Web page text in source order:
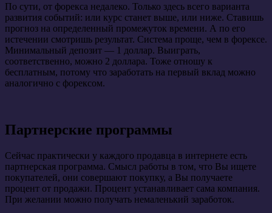
По сути, от форекса недалеко. Только здесь всего варианта
развития событий: или курс станет выше, или ниже. Ставишь
прогноз на определенный промежуток времени. А по его
истечении смотришь результат. Система проще, чем в форексе.
Минимальный депозит — 1 доллар. Выиграть,
соответственно, можно 2 доллара. Тоже отношу к
бесплатным, потому что заработать на первый вклад можно
аналогично с форексом.
Партнерские программы
Сейчас практически у каждого продавца в интернете есть
партнерская программа. Смысл работы в том, что Вы ищете
покупателей, они совершают покупку, а Вы получаете
процент от продажи. Процент устанавливает сама компания.
При желании можно получать немаленький заработок.